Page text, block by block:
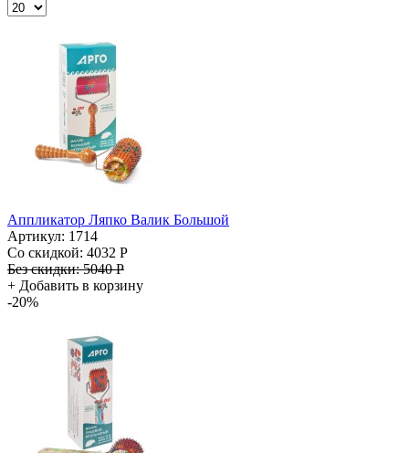
Аппликатор Ляпко Валик Большой
Артикул: 1714
Со скидкой: 4032 Р
Без скидки:5040 Р
+ Добавить в корзину
-20%